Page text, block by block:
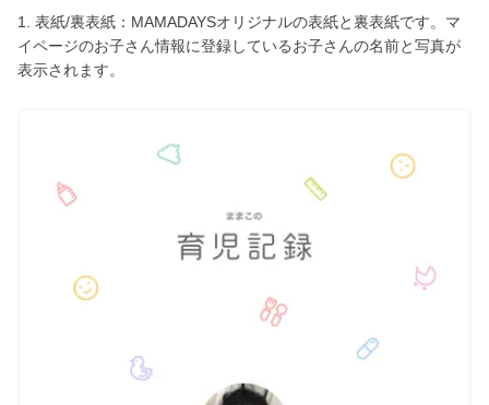
1. 表紙/裏表紙：MAMADAYSオリジナルの表紙と裏表紙です。マ
イページのお子さん情報に登録しているお子さんの名前と写真が
表示されます。